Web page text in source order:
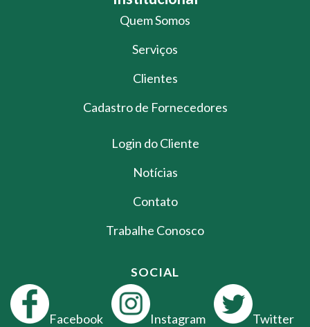
Quem Somos
Serviços
Clientes
Cadastro de Fornecedores
Login do Cliente
Notícias
Contato
Trabalhe Conosco
SOCIAL
Facebook Instagram Twitter